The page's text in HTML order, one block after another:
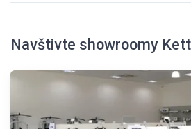
Navštivte showroomy